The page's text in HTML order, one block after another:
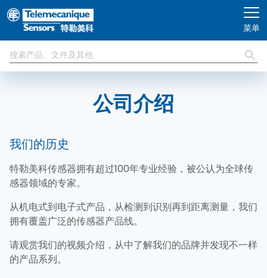
菜单
公司介绍
我们的历史
特勒美科传感器拥有超过100年专业经验，被公认为全球传
感器领域的专家。
从机电式到电子式产品，从检测到识别再到距离测量，我们
拥有覆盖广泛的传感器产品线。
请观赏我们的视频介绍，从中了解我们的品牌并发现不一样
的产品系列。